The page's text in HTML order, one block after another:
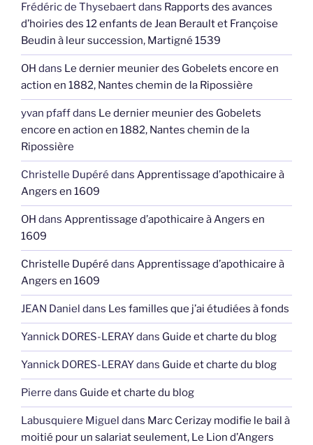
Frédéric de Thysebaertdans Rapports des avances
d’hoiries des 12 enfants de Jean Berault et Françoise
Beudin à leur succession, Martigné 1539
OH dans Le dernier meunier des Gobelets encore en
action en 1882, Nantes chemin de la Ripossière
yvan pfaffdans Le dernier meunier des Gobelets
encore en action en 1882, Nantes chemin de la
Ripossière
Christelle Dupéré dans Apprentissage d’apothicaire à
Angers en 1609
OH dans Apprentissage d’apothicaire à Angers en
1609
Christelle Dupéré dans Apprentissage d’apothicaire à
Angers en 1609
JEAN Daniel dans Les familles que j’ai étudiées à fonds
Yannick DORES-LERAYdans Guide et charte du blog
Yannick DORES-LERAYdans Guide et charte du blog
Pierre dans Guide et charte du blog
Labusquiere Miguel dans Marc Cerizay modifie le bail à
moitié pour un salariat seulement, Le Lion d’Angers